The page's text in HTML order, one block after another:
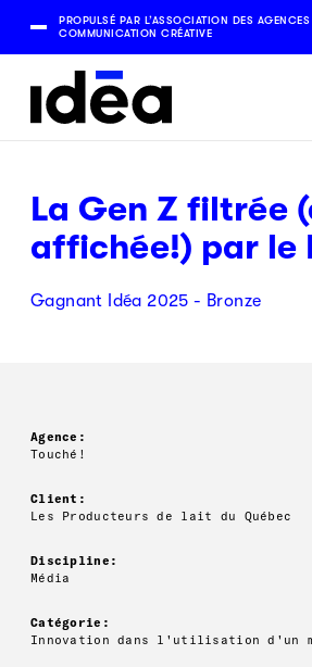
PROPULSÉ PAR L’ASSOCIATION DES AGENCES
COMMUNICATION CRÉATIVE
La Gen Z filtrée
affichée!) par le
Gagnant Idéa 2025 - Bronze
Agence:
Touché!
Client:
Les Producteurs de lait du Québec
Discipline:
Média
Catégorie:
Innovation dans l'utilisation d'un